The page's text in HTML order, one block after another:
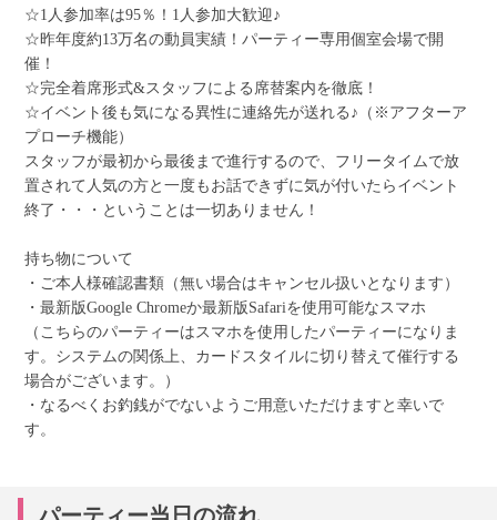
☆1人参加率は95％！1人参加大歓迎♪
☆昨年度約13万名の動員実績！パーティー専用個室会場で開
催！
☆完全着席形式&スタッフによる席替案内を徹底！
☆イベント後も気になる異性に連絡先が送れる♪（※アフターア
プローチ機能）
スタッフが最初から最後まで進行するので、フリータイムで放
置されて人気の方と一度もお話できずに気が付いたらイベント
終了・・・ということは一切ありません！
持ち物について
・ご本人様確認書類（無い場合はキャンセル扱いとなります）
・最新版Google Chromeか最新版Safariを使用可能なスマホ
（こちらのパーティーはスマホを使用したパーティーになりま
す。システムの関係上、カードスタイルに切り替えて催行する
場合がございます。）
・なるべくお釣銭がでないようご用意いただけますと幸いで
す。